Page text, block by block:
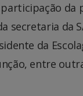
da
secretaria da
da
entre